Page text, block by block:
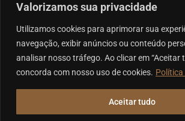
Valorizamos sua privacidade
Utilizamos cookies para aprimorar sua
navegação, exibir anúncios ou conteúdo
analisar nosso tráfego. Ao clicar em “Aceitar
concorda com nosso uso de cookies. Política
Aceitar tudo
Ⓒ 2026 - Todos os direitos reservados à
Advogados | CNPJ: 11.317.840/